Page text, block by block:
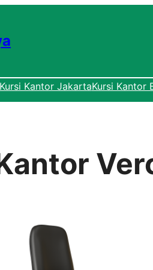
Kursi Kantor JakartaKursi Kantor